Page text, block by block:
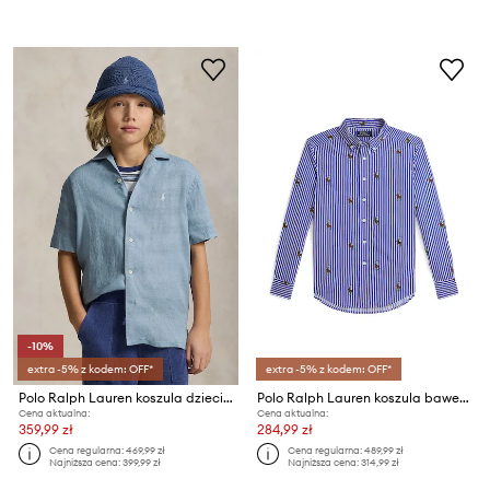
-10%
extra -5% z kodem: OFF*
Polo Ralph Lauren koszula dziecięca lniana
Cena aktualna:
359,99 zł
Cena regularna:469,99 zł
Najniższa cena:399,99 zł
extra -5% z kodem: OFF*
Polo Ralph Lauren koszula bawełniana dziecięca
Cena aktualna:
284,99 zł
Cena regularna:489,99 zł
Najniższa cena:314,99 zł